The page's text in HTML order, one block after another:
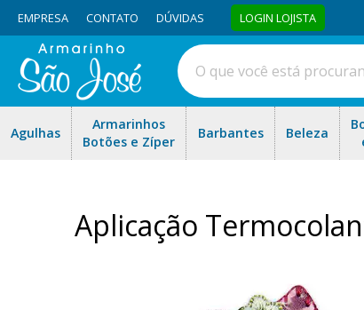
EMPRESA CONTATO DÚVIDAS LOGIN LOJISTA
Agulhas
Armarinhos
Botões e Zíper
Barbantes Beleza
Aplicação